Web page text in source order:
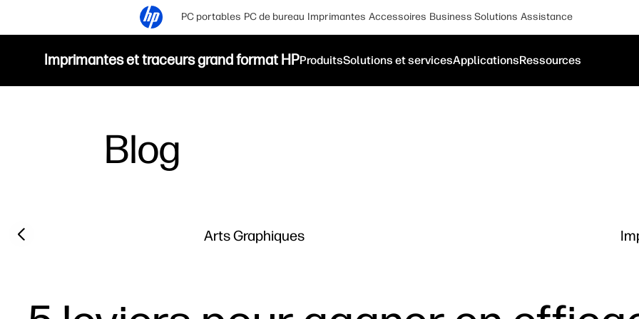
PC portables PC de bureau Imprimantes Accessoires Business Solutions Assistance
Imprimantes et traceurs grand format HPProduitsSolutions et servicesApplicationsRessources
Blog
Filter category
Arts Graphiques
Previous slide